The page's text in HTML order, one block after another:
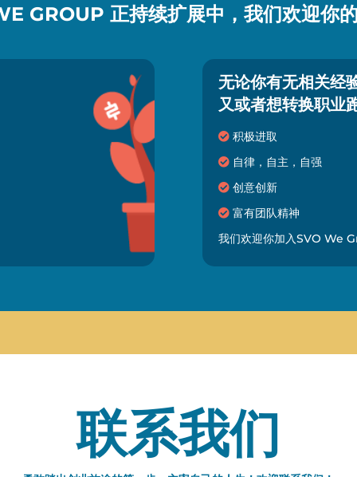
GROUP 正持续扩展中，我们欢迎你
无论你有无相关经
又或者想转换职业
积极进取
自律，自主，自强
创意创新
富有团队精神
我们欢迎你加入SVO We
联系我们